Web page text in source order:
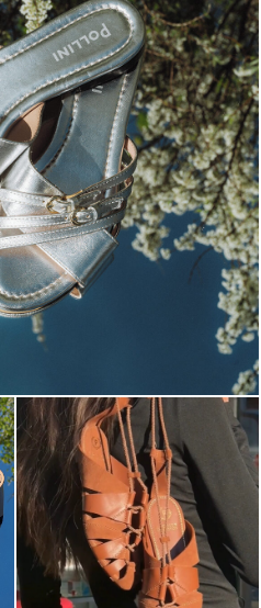
the Echos mule in silver is...